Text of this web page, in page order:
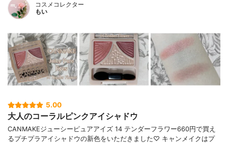
コスメコレクター
もい
5.00
大人のコーラルピンクアイシャドウ
CANMAKEジューシーピュアアイズ 14 テンダーフラワー660円で買え
るプチプラアイシャドウの新色をいただきました♡ キャンメイクはプ